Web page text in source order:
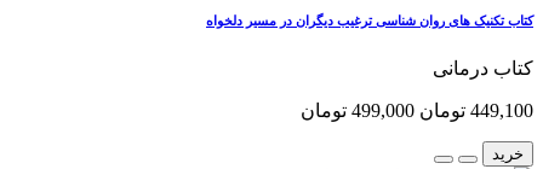
کتاب تکنیک های روان شناسی ترغیب دیگران در مسیر دلخواه
کتاب درمانی
449,100 تومان 499,000 تومان
خرید